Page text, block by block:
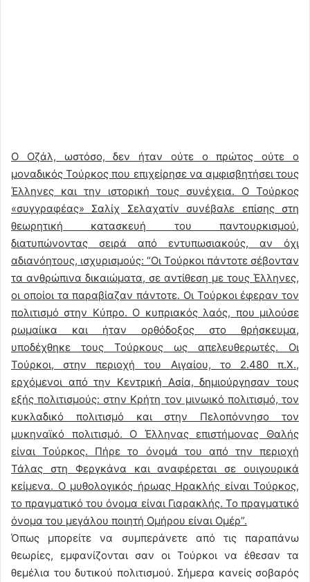
Ο Οζάλ, ωστόσο, δεν ήταν ούτε ο πρώτος ούτε ο
μοναδικός Τούρκος που επιχείρησε να αμφισβητήσει τους
Έλληνες και την ιστορική τους συνέχεια. Ο Τούρκος
«συγγραφέας» Σαλίχ Σελαχατίν συνέβαλε επίσης στη
θεωρητική κατασκευή του παντουρκισμού,
διατυπώνοντας σειρά από εντυπωσιακούς, αν όχι
αδιανόητους, ισχυρισμούς: “Οι Τούρκοι πάντοτε σέβονταν
τα ανθρώπινα δικαιώματα, σε αντίθεση με τους Έλληνες,
οι οποίοι τα παραβίαζαν πάντοτε. Οι Τούρκοι έφεραν τον
πολιτισμό στην Κύπρο. Ο κυπριακός λαός, που μιλούσε
ρωμαίικα και ήταν ορθόδοξος στο θρήσκευμα,
υποδέχθηκε τους Τούρκους ως απελευθερωτές. Οι
Τούρκοι, στην περιοχή του Αιγαίου, το 2.480 π.Χ.,
ερχόμενοι από την Κεντρική Ασία, δημιούργησαν τους
εξής πολιτισμούς: στην Κρήτη τον μινωικό πολιτισμό, τον
κυκλαδικό πολιτισμό και στην Πελοπόννησο τον
μυκηναϊκό πολιτισμό. Ο Έλληνας επιστήμονας Θαλής
είναι Τούρκος. Πήρε το όνομά του από την περιοχή
Τάλας στη Φεργκάνα και αναφέρεται σε ουιγουρικά
κείμενα. Ο μυθολογικός ήρωας Ηρακλής είναι Τούρκος,
το πραγματικό του όνομα είναι Γιαρακλής. Το πραγματικό
όνομα του μεγάλου ποιητή Ομήρου είναι Ομέρ”.
Όπως μπορείτε να συμπεράνετε από τις παραπάνω
θεωρίες, εμφανίζονται σαν οι Τούρκοι να έθεσαν τα
θεμέλια του δυτικού πολιτισμού. Σήμερα κανείς σοβαρός